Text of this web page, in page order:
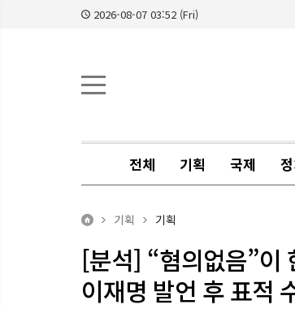
2026-08-07 03:52 (Fri)
전체 기획 국제
기획 기획
[분석] “혐의없음”이
이재명 발언 후 표적